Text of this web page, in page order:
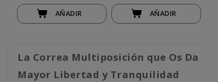
AÑADIR AÑADIR
La Correa Multiposición que Os Da
Mayor Libertad y Tranquilidad